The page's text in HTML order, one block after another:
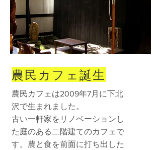
農民カフェ誕生
農民カフェは2009年7月に下北
沢で生まれました。
​古い一軒家をリノベーションし
た庭のある二階建てのカフェで
す。農と食を前面に打ち出した